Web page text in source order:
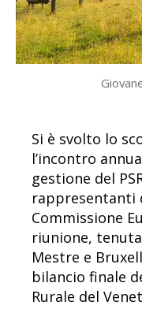
Si è svolto lo
l’incontro
gestione del
rappresentanti
Commissione
riunione,
Mestre e
bilancio finale
Rurale del